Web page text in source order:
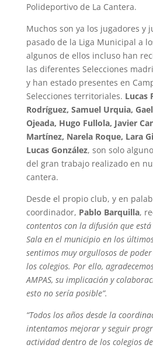
Polideportivo de La Cantera.
Muchos son ya los jugadores y
pasado de la Liga Municipal a
algunos de ellos incluso han
las diferentes Selecciones
y han estado presentes en
Selecciones territoriales. Lucas
Rodríguez, Samuel Urquia,
Ojeada, Hugo Fullola, Javier
Martínez, Narela Roque, Lara
Lucas González, son solo
del gran trabajo realizado en
cantera.
Desde el propio club, y en
coordinador, Pablo Barquilla,
contentos con la difusión que
Sala en el municipio en los
sentimos muy orgullosos de
los colegios. Por ello,
AMPAS, su implicación y
esto no sería posible”.
“Todos los años desde la
intentamos mejorar y seguir
actividad dentro de los colegios